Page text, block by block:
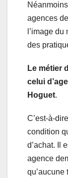
agences
l’image
des
Le métier
celui
Hoguet.
C’est-à-
condition
d’achat. Il
agence
qu’aucune